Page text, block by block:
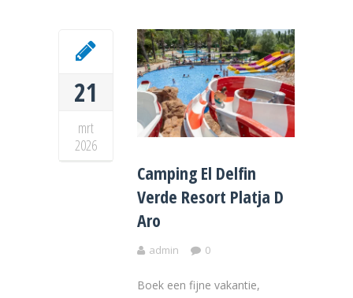
21
mrt
2026
Camping El Delfin
Verde Resort Platja D
Aro
admin 0
Boek een fijne vakantie,